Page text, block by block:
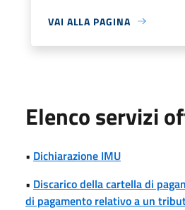
VAI ALLA PAGINA
Elenco servizi
• Dichiarazione IMU
• Discarico della cartella di
di pagamento relativo a un